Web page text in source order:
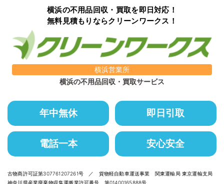
横浜の不用品回収・買取を即日対応！
無料見積もりならクリーンワークス！
横浜営業所
横浜の不用品回収・買取サービス
年中無休 即日引取
電話一本 安心安全
古物商許可証第307761207261号 ／ 貨物軽自動車運送事業 関東運輸局 東京運輸支局
神奈川県産業廃棄物収集運搬業許可番号 第01400165888号